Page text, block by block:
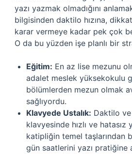
yazı yazmak olmadığını
bilgisinden daktilo hızına,
karar vermeye kadar pek çok
O da bu yüzden işe planlı bir
Eğitim: En az lise mezunu
adalet meslek yüksekokulu
bölümlerden mezun olmak
sağlıyordu.
Klavyede Ustalık: Daktilo
klavyesinde hızlı ve hatasız
katipliğin temel taşlarından
gün saatlerini yazı pratiğine